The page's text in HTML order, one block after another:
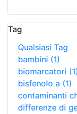
Tag
Qualsiasi Tag
bambini (1)
biomarcatori (1)
bisfenolo a (1)
contaminanti
differenze di